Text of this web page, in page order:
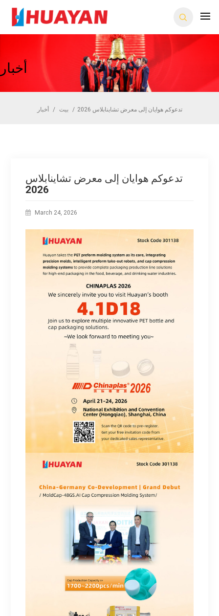
أخبار
بيت / أخبار / تدعوكم هوايان إلى معرض تشاينابلاس 2026
تدعوكم هوايان إلى معرض تشاينابلاس
2026
March 24, 2026